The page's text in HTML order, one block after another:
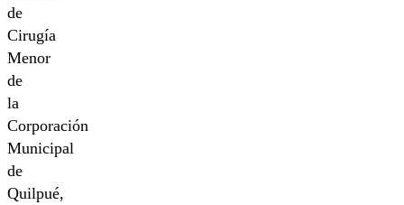
de
Cirugía
Menor
de
la
Corporación
Municipal
de
Quilpué,